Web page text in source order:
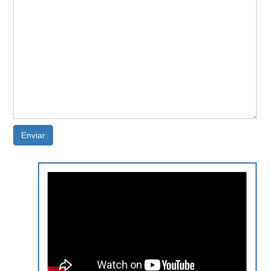
Enviar